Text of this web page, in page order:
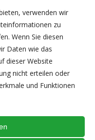
verwenden wir
zu
Wenn Sie diesen
Daten wie das
dieser Website
nicht erteilen oder
und Funktionen
20°
MON
16°